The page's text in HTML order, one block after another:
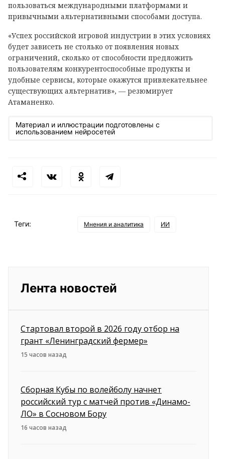
пользоваться международными платформами и
привычными альтернативными способами доступа.
«Успех российской игровой индустрии в этих условиях
будет зависеть не столько от появления новых
ограничений, сколько от способности предложить
пользователям конкурентоспособные продукты и
удобные сервисы, которые окажутся привлекательнее
существующих альтернатив», — резюмирует
Атаманенко.
Материал и иллюстрации подготовлены с
использованием нейросетей
Теги: Мнения и аналитика ИИ
Лента новостей
Стартовал второй в 2026 году отбор на
грант «Ленинградский фермер»
15 часов назад
Сборная Кубы по волейболу начнет
российский тур с матчей против «Динамо-
ЛО» в Сосновом Бору
16 часов назад